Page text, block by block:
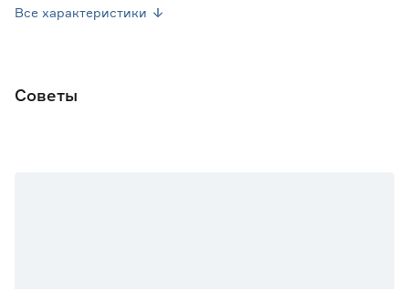
Все характеристики
Советы